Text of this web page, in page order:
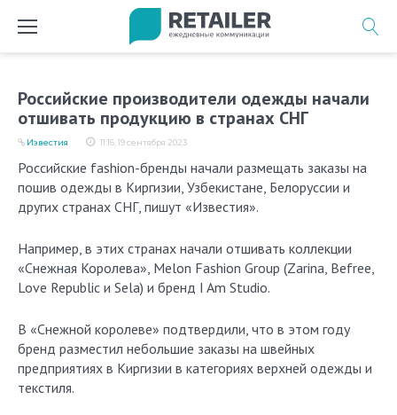
Российские производители одежды начали
отшивать продукцию в странах СНГ
11:16, 19 сентября 2023
Известия
Российские fashion-бренды начали размещать заказы на
пошив одежды в Киргизии, Узбекистане, Белоруссии и
других странах СНГ, пишут «Известия».
Например, в этих странах начали отшивать коллекции
«Снежная Королева», Melon Fashion Group (Zarina, Befree,
Love Republic и Sela) и бренд I Am Studio.
В «Снежной королеве» подтвердили, что в этом году
бренд разместил небольшие заказы на швейных
предприятиях в Киргизии в категориях верхней одежды и
текстиля.